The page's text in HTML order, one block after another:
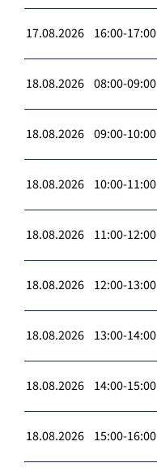
17.08.2026 16:00-17:00
18.08.2026 08:00-09:00
18.08.2026 09:00-10:00
18.08.2026 10:00-11:00
18.08.2026 11:00-12:00
18.08.2026 12:00-13:00
18.08.2026 13:00-14:00
18.08.2026 14:00-15:00
18.08.2026 15:00-16:00